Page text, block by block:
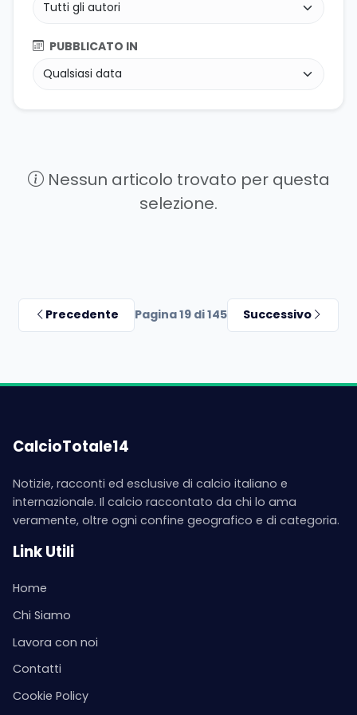
PUBBLICATO IN
Nessun articolo trovato per questa
selezione.
Precedente Pagina 19 di 145 Successivo
CalcioTotale14
Notizie, racconti ed esclusive di calcio italiano e
internazionale. Il calcio raccontato da chi lo ama
veramente, oltre ogni confine geografico e di categoria.
Link Utili
Home
Chi Siamo
Lavora con noi
Contatti
Cookie Policy